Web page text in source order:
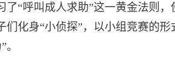
“呼叫成人求助”这一黄金法则
化身“小侦探”，以小组竞赛的形